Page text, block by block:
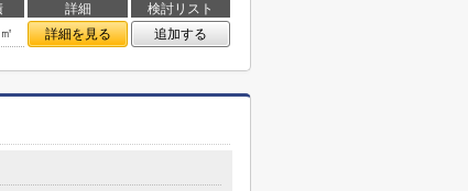
詳細
検討リスト
詳細を見る 追加する